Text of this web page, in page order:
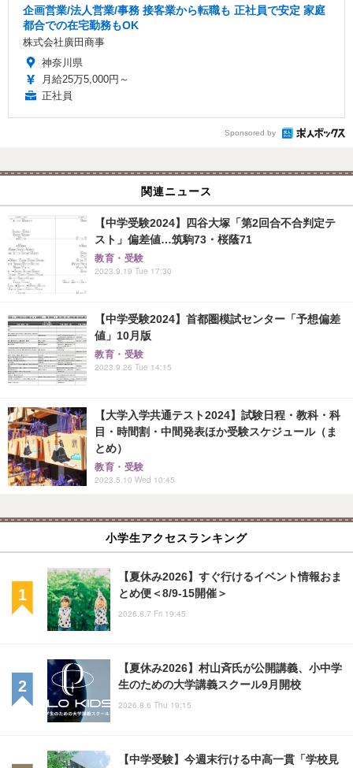
企画営業/法人営業/事務 接客業から転職も 正社員で安定 家庭
都合での在宅勤務もOK
株式会社廣田商事
神奈川県
月給25万5,000円～
正社員
Sponsored by
関連ニュース
【中学受験2024】四谷大塚「第2回合不合判定テ
スト」偏差値…筑駒73・桜蔭71
教育・受験
2023.9.19 Tue 17:30
【中学受験2024】首都圏模試センター「予想偏差
値」10月版
教育・受験
2023.9.26 Tue 14:15
【大学入学共通テスト2024】試験日程・教科・科
目・時間割・中間発表ほか受験スケジュール（ま
とめ）
教育・受験
2023.5.10 Wed 10:45
小学生アクセスランキング
【夏休み2026】すぐ行けるイベント情報おま
とめ便＜8/9-15開催＞
2026.8.7 Fri 19:45
【夏休み2026】村山斉氏が公開講義、小中学
生のための大学講義スクール9月開校
2026.8.6 Thu 19:15
【中学受験】今週末行ける中高一貫「学校見